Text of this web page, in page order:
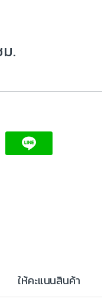
.
ให้คะแนนสินค้า